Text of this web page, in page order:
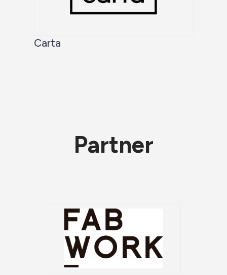
Carta
Partner